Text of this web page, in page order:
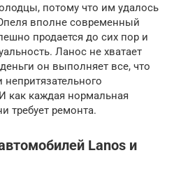
потому что им удалось
вполне современный
продается до сих пор и
Ланос не хватает
он выполняет все, что
непритязательного
как каждая нормальная
требует ремонта.
Lanos и